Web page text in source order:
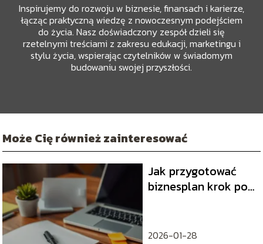
Inspirujemy do rozwoju w biznesie, finansach i karierze,
łącząc praktyczną wiedzę z nowoczesnym podejściem
do życia. Nasz doświadczony zespół dzieli się
rzetelnymi treściami z zakresu edukacji, marketingu i
stylu życia, wspierając czytelników w świadomym
budowaniu swojej przyszłości.
Może Cię również zainteresować
Jak przygotować
biznesplan krok po
2026-01-28